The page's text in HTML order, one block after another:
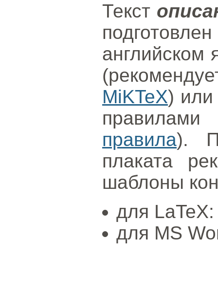
Текст
английском
MiKTeX) или
правила).
плаката
шаблоны
для
для MS